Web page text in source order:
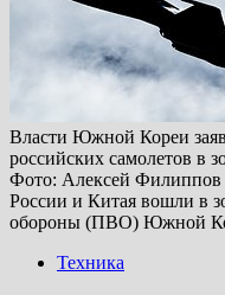
Власти Южной Кореи
российских самолетов
Фото: Алексей
России и Китая вошли в
обороны (ПВО) Южной
Техника